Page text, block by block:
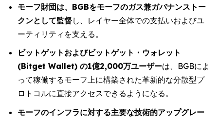
モーフ財団は、BGBをモーフのガス兼ガバナンストー
クンとして監督し、レイヤー全体での支払いおよびユ
ーティリティを支える。
ビットゲットおよびビットゲット・ウォレット
(Bitget Wallet) の1億2,000万ユーザーは、BGBによ
って稼働するモーフ上に構築された革新的な分散型プ
ロトコルに直接アクセスできるようになる。
モーフのインフラに対する主要な技術的アップグレー